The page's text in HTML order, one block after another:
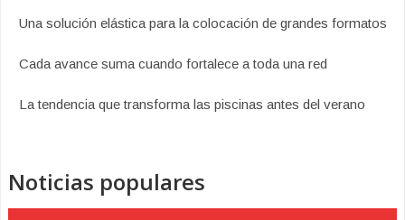
Una solución elástica para la colocación de grandes formatos
Cada avance suma cuando fortalece a toda una red
La tendencia que transforma las piscinas antes del verano
Noticias populares